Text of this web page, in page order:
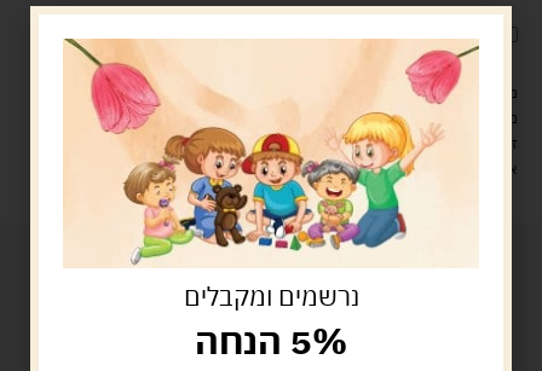
לארוז את המוצר באריזת מתנה5.00 ש"ח ?
מעל 329 ש"ח, משלוח עם שליח עד הבית חינם! – 0 ₪
משלוח עם שליח עד הבית: 29 ש"ח
זמן אספקה: עד 4 ימי עסקים.
איסוף עצמי: מ"ביתר טויס" רחוב בניין דוד 18, ביתר עילית.
נרשמים ומקבלים
5% הנחה